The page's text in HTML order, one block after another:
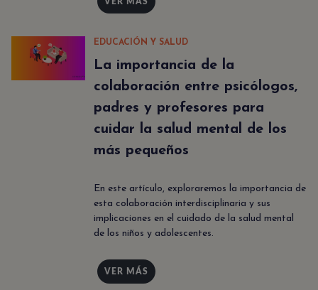
EDUCACIÓN Y SALUD
La importancia de la
colaboración entre psicólogos,
padres y profesores para
cuidar la salud mental de los
más pequeños
En este artículo, exploraremos la importancia de
esta colaboración interdisciplinaria y sus
implicaciones en el cuidado de la salud mental
de los niños y adolescentes.
VER MÁS